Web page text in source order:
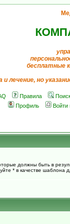
бесплатные
и лечение, но
Правила
Профиль
Войти
должны быть в
* в качестве шаблона